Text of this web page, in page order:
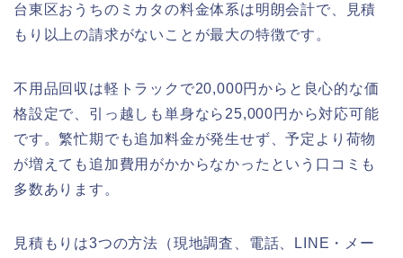
台東区おうちのミカタの料金体系は明朗会計で、見積
もり以上の請求がないことが最大の特徴です。
不用品回収は軽トラックで20,000円からと良心的な価
格設定で、引っ越しも単身なら25,000円から対応可能
です。繁忙期でも追加料金が発生せず、予定より荷物
が増えても追加費用がかからなかったという口コミも
多数あります。
見積もりは3つの方法（現地調査、電話、LINE・メー